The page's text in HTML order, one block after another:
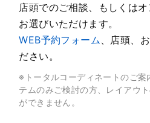
店頭でのご相談、もしくは
お選びいただけます。
WEB予約フォーム 、店頭、
ださい。
※トータルコーディネートのご案
テムのみご検討の方、レイアウ
ができません。